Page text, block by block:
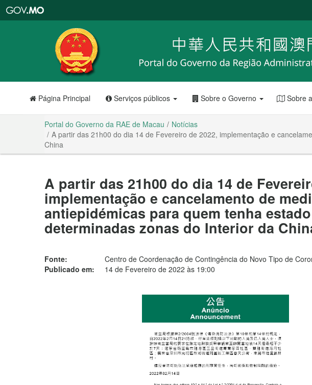
RAE
de
Macau
Página Principal Serviços públicos Sobre o Governo Sobre
Portal do Governo da RAE de Macau
Notícias
A partir das 21h00 do dia 14 de Fevereiro de 2022, implementação e
China
A partir das 21h00 do dia 14 de
implementação e cancelamento de
antiepidémicas para quem tenha
determinadas zonas do Interior da
Fonte:
Centro de Coordenação de Contingência do Novo Tipo de
Publicado em:
14 de Fevereiro de 2022 às 19:00